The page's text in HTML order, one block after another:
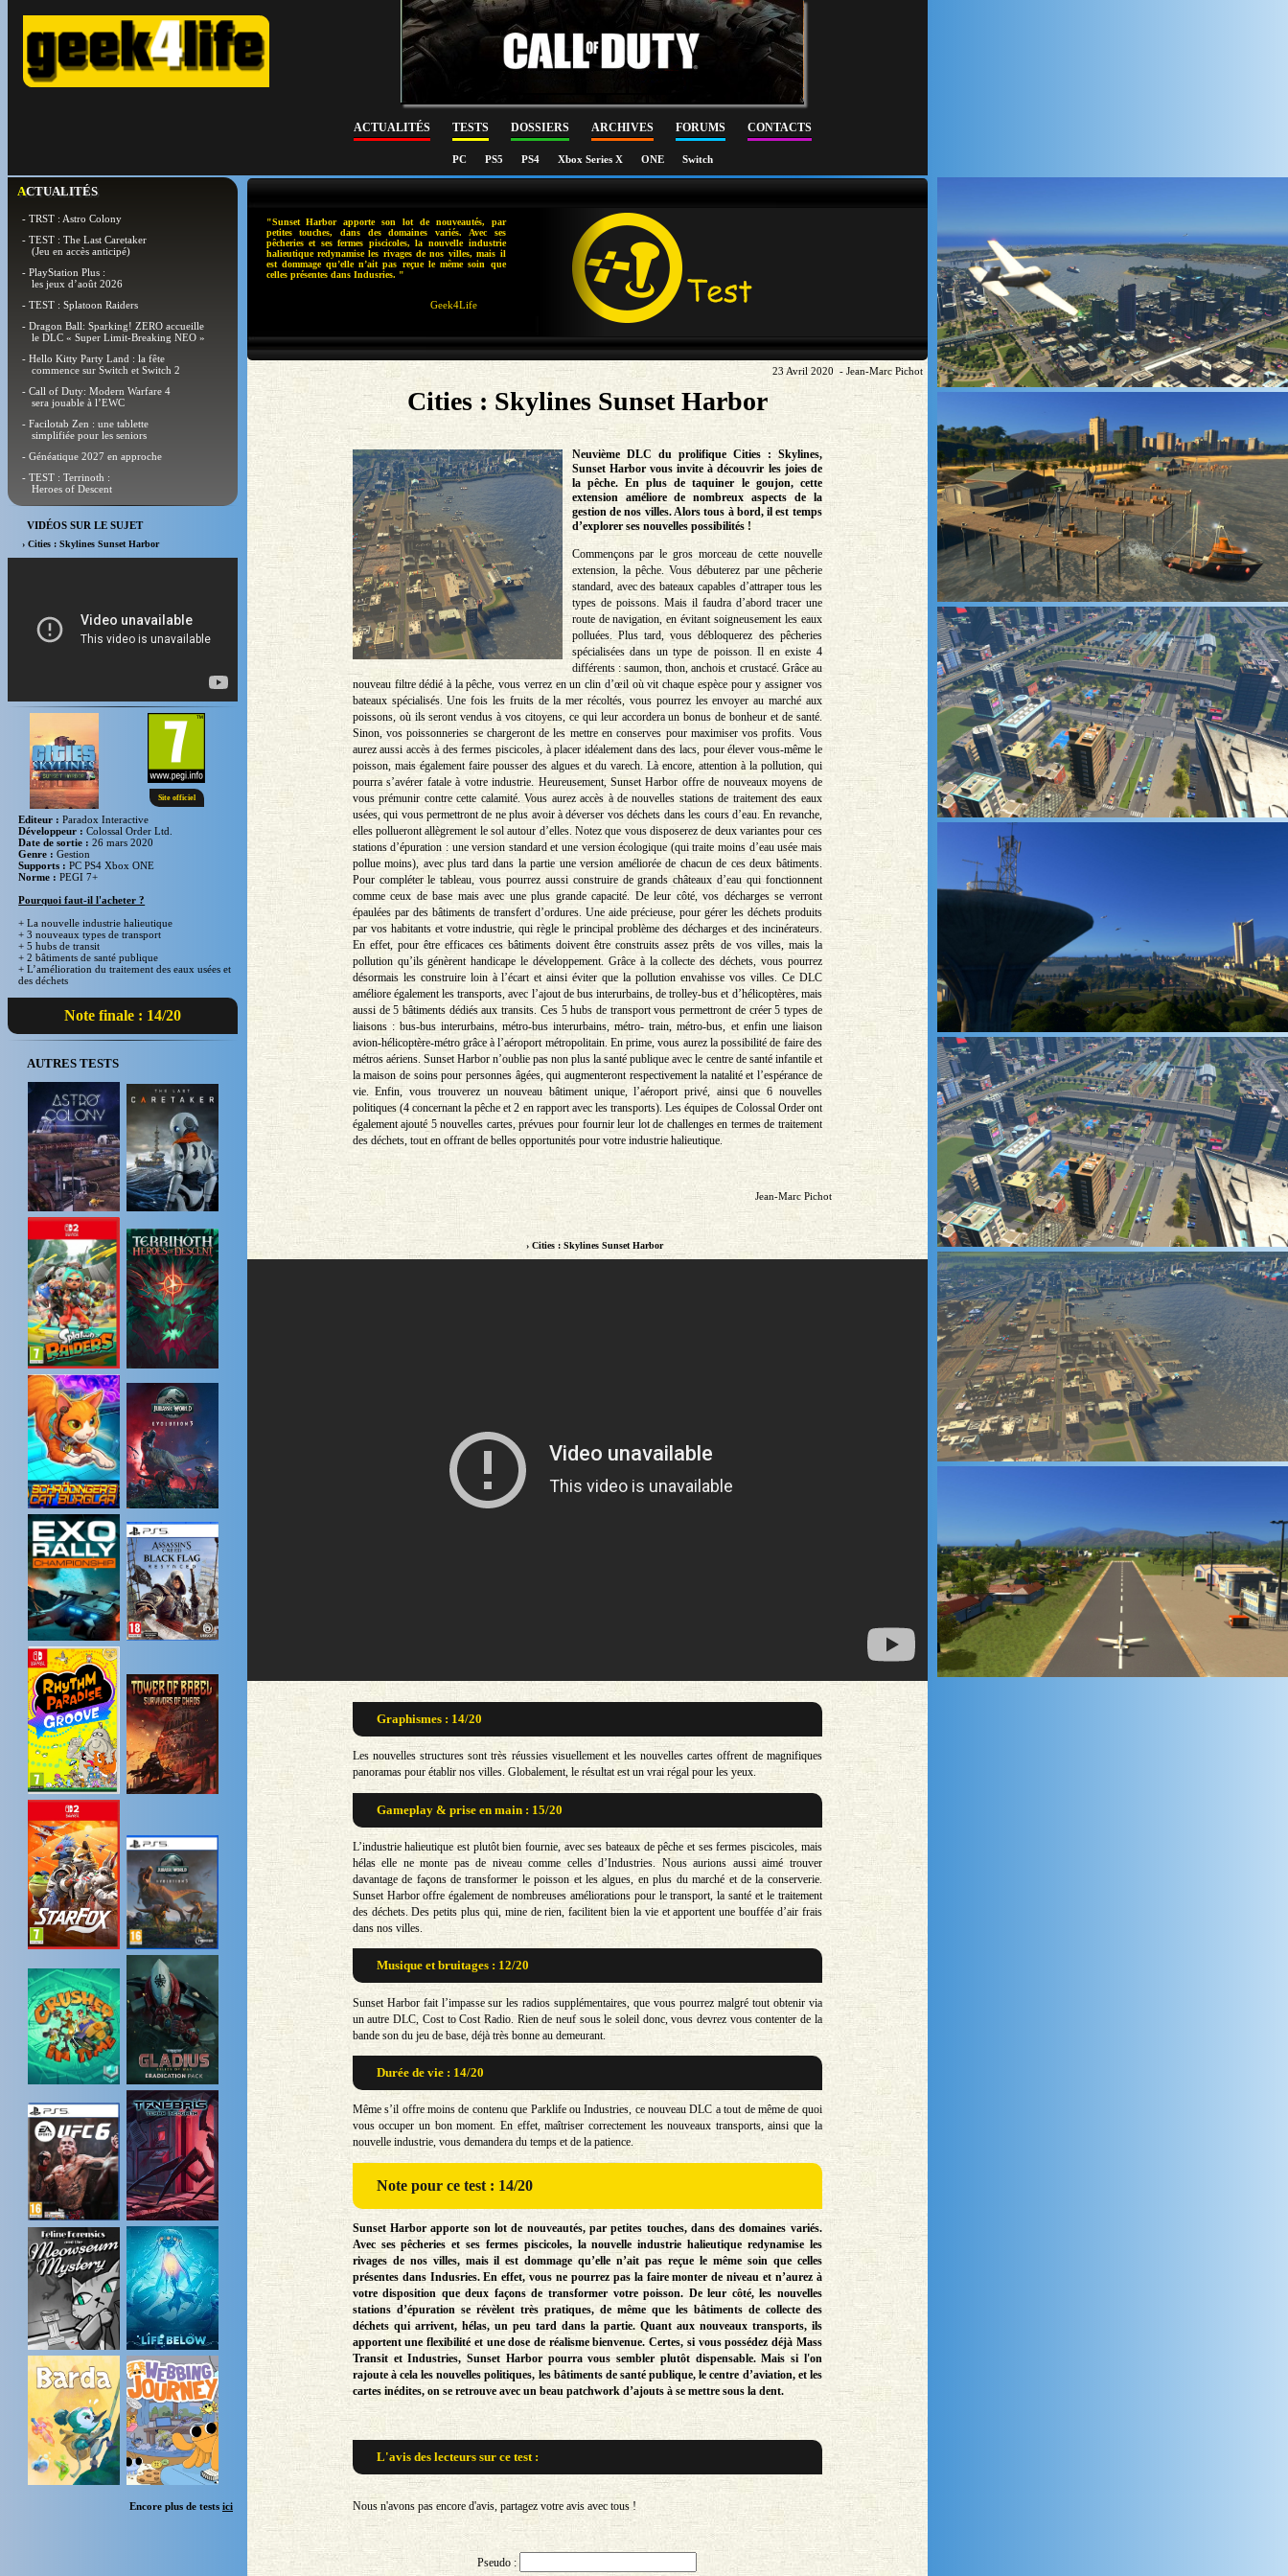
ACTUALITÉS TESTS DOSSIERS ARCHIVES FORUMS CONTACTS
PC PS5 PS4 Xbox Series X ONE Switch
ACTUALITÉS
- TRST : Astro Colony
- TEST : The Last Caretaker
(Jeu en accès anticipé)
- PlayStation Plus :
les jeux d’août 2026
- TEST : Splatoon Raiders
- Dragon Ball: Sparking! ZERO accueille
le DLC « Super Limit-Breaking NEO »
- Hello Kitty Party Land : la fête
commence sur Switch et Switch 2
- Call of Duty: Modern Warfare 4
sera jouable à l’EWC
- Facilotab Zen : une tablette
simplifiée pour les seniors
- Généatique 2027 en approche
- TEST : Terrinoth :
Heroes of Descent
VIDÉOS SUR LE SUJET
› Cities : Skylines Sunset Harbor
Site officiel
Editeur :Paradox Interactive
Développeur :Colossal Order Ltd.
Date de sortie :26 mars 2020
Genre :Gestion
Supports :PC PS4 Xbox ONE
Norme :PEGI 7+
Pourquoi faut-il l'acheter ?
+ La nouvelle industrie halieutique
+ 3 nouveaux types de transport
+ 5 hubs de transit
+ 2 bâtiments de santé publique
+ L’amélioration du traitement des eaux usées et
des déchets
Note finale : 14/20
AUTRES TESTS
Encore plus de tests ici
"Sunset Harbor apporte son lot de nouveautés, par
petites touches, dans des domaines variés. Avec ses
pêcheries et ses fermes piscicoles, la nouvelle industrie
halieutique redynamise les rivages de nos villes, mais il
est dommage qu’elle n’ait pas reçue le même soin que
celles présentes dans Indusries. "
Geek4Life
23 Avril 2020 - Jean-Marc Pichot
Cities : Skylines Sunset Harbor
Neuvième DLC du prolifique Cities : Skylines,
Sunset Harbor vous invite à découvrir les joies de
la pêche. En plus de taquiner le goujon, cette
extension améliore de nombreux aspects de la
gestion de nos villes. Alors tous à bord, il est temps
d’explorer ses nouvelles possibilités !
Commençons par le gros morceau de cette nouvelle
extension, la pêche. Vous débuterez par une pêcherie
standard, avec des bateaux capables d’attraper tous les
types de poissons. Mais il faudra d’abord tracer une
route de navigation, en évitant soigneusement les eaux
polluées. Plus tard, vous débloquerez des pêcheries
spécialisées dans un type de poisson. Il en existe 4
différents : saumon, thon, anchois et crustacé. Grâce au
nouveau filtre dédié à la pêche, vous verrez en un clin d’œil où vit chaque espèce pour y assigner vos
bateaux spécialisés. Une fois les fruits de la mer récoltés, vous pourrez les envoyer au marché aux
poissons, où ils seront vendus à vos citoyens, ce qui leur accordera un bonus de bonheur et de santé.
Sinon, vos poissonneries se chargeront de les mettre en conserves pour maximiser vos profits. Vous
aurez aussi accès à des fermes piscicoles, à placer idéalement dans des lacs, pour élever vous-même le
poisson, mais également faire pousser des algues et du varech. Là encore, attention à la pollution, qui
pourra s’avérer fatale à votre industrie. Heureusement, Sunset Harbor offre de nouveaux moyens de
vous prémunir contre cette calamité. Vous aurez accès à de nouvelles stations de traitement des eaux
usées, qui vous permettront de ne plus avoir à déverser vos déchets dans les cours d’eau. En revanche,
elles pollueront allègrement le sol autour d’elles. Notez que vous disposerez de deux variantes pour ces
stations d’épuration : une version standard et une version écologique (qui traite moins d’eau usée mais
pollue moins), avec plus tard dans la partie une version améliorée de chacun de ces deux bâtiments.
Pour compléter le tableau, vous pourrez aussi construire de grands châteaux d’eau qui fonctionnent
comme ceux de base mais avec une plus grande capacité. De leur côté, vos décharges se verront
épaulées par des bâtiments de transfert d’ordures. Une aide précieuse, pour gérer les déchets produits
par vos habitants et votre industrie, qui règle le principal problème des décharges et des incinérateurs.
En effet, pour être efficaces ces bâtiments doivent être construits assez prêts de vos villes, mais la
pollution qu’ils génèrent handicape le développement. Grâce à la collecte des déchets, vous pourrez
désormais les construire loin à l’écart et ainsi éviter que la pollution envahisse vos villes. Ce DLC
améliore également les transports, avec l’ajout de bus interurbains, de trolley-bus et d’hélicoptères, mais
aussi de 5 bâtiments dédiés aux transits. Ces 5 hubs de transport vous permettront de créer 5 types de
liaisons : bus-bus interurbains, métro-bus interurbains, métro- train, métro-bus, et enfin une liaison
avion-hélicoptère-métro grâce à l’aéroport métropolitain. En prime, vous aurez la possibilité de faire des
métros aériens. Sunset Harbor n’oublie pas non plus la santé publique avec le centre de santé infantile et
la maison de soins pour personnes âgées, qui augmenteront respectivement la natalité et l’espérance de
vie. Enfin, vous trouverez un nouveau bâtiment unique, l’aéroport privé, ainsi que 6 nouvelles
politiques (4 concernant la pêche et 2 en rapport avec les transports). Les équipes de Colossal Order ont
également ajouté 5 nouvelles cartes, prévues pour fournir leur lot de challenges en termes de traitement
des déchets, tout en offrant de belles opportunités pour votre industrie halieutique.
Jean-Marc Pichot
› Cities : Skylines Sunset Harbor
Graphismes : 14/20
Les nouvelles structures sont très réussies visuellement et les nouvelles cartes offrent de magnifiques
panoramas pour établir nos villes. Globalement, le résultat est un vrai régal pour les yeux.
Gameplay & prise en main : 15/20
L’industrie halieutique est plutôt bien fournie, avec ses bateaux de pêche et ses fermes piscicoles, mais
hélas elle ne monte pas de niveau comme celles d’Industries. Nous aurions aussi aimé trouver
davantage de façons de transformer le poisson et les algues, en plus du marché et de la conserverie.
Sunset Harbor offre également de nombreuses améliorations pour le transport, la santé et le traitement
des déchets. Des petits plus qui, mine de rien, facilitent bien la vie et apportent une bouffée d’air frais
dans nos villes.
Musique et bruitages : 12/20
Sunset Harbor fait l’impasse sur les radios supplémentaires, que vous pourrez malgré tout obtenir via
un autre DLC, Cost to Cost Radio. Rien de neuf sous le soleil donc, vous devrez vous contenter de la
bande son du jeu de base, déjà très bonne au demeurant.
Durée de vie : 14/20
Même s’il offre moins de contenu que Parklife ou Industries, ce nouveau DLC a tout de même de quoi
vous occuper un bon moment. En effet, maîtriser correctement les nouveaux transports, ainsi que la
nouvelle industrie, vous demandera du temps et de la patience.
Note pour ce test : 14/20
Sunset Harbor apporte son lot de nouveautés, par petites touches, dans des domaines variés.
Avec ses pêcheries et ses fermes piscicoles, la nouvelle industrie halieutique redynamise les
rivages de nos villes, mais il est dommage qu’elle n’ait pas reçue le même soin que celles
présentes dans Indusries. En effet, vous ne pourrez pas la faire monter de niveau et n’aurez à
votre disposition que deux façons de transformer votre poisson. De leur côté, les nouvelles
stations d’épuration se révèlent très pratiques, de même que les bâtiments de collecte des
déchets qui arrivent, hélas, un peu tard dans la partie. Quant aux nouveaux transports, ils
apportent une flexibilité et une dose de réalisme bienvenue. Certes, si vous possédez déjà Mass
Transit et Industries, Sunset Harbor pourra vous sembler plutôt dispensable. Mais si l'on
rajoute à cela les nouvelles politiques, les bâtiments de santé publique, le centre d’aviation, et les
cartes inédites, on se retrouve avec un beau patchwork d’ajouts à se mettre sous la dent.
L'avis des lecteurs sur ce test :
Nous n'avons pas encore d'avis, partagez votre avis avec tous !
Pseudo :